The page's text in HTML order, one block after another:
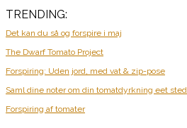
TRENDING:
Det kan du så og forspire i maj
The Dwarf Tomato Project
Forspiring: Uden jord, med vat & zip-pose
Saml dine noter om din tomatdyrkning eet
Forspiring af tomater